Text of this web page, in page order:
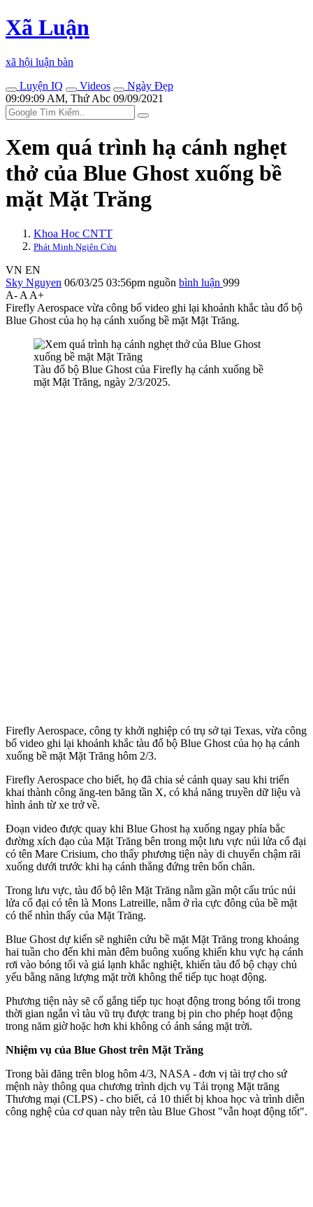
Xã Luận
xã hội luận bàn
Luyện IQ
Videos
Ngày Đẹp
09:09:09 AM, Thứ Abc 09/09/2021
Xem quá trình hạ cánh nghẹt
thở của Blue Ghost xuống bề
mặt Mặt Trăng
Khoa Học CNTT
Phát Minh Ngiên Cứu
VN EN
Sky Nguyen 06/03/25 03:56pm nguồn bình luận 999
A- A A+
Firefly Aerospace vừa công bố video ghi lại khoảnh khắc tàu đổ bộ
Blue Ghost của họ hạ cánh xuống bề mặt Mặt Trăng.
Tàu đổ bộ Blue Ghost của Firefly hạ cánh xuống bề
mặt Mặt Trăng, ngày 2/3/2025.
Firefly Aerospace, công ty khởi nghiệp có trụ sở tại Texas, vừa công
bố video ghi lại khoảnh khắc tàu đổ bộ Blue Ghost của họ hạ cánh
xuống bề mặt Mặt Trăng hôm 2/3.
Firefly Aerospace cho biết, họ đã chia sẻ cảnh quay sau khi triển
khai thành công ăng-ten băng tần X, có khả năng truyền dữ liệu và
hình ảnh từ xe trở về.
Đoạn video được quay khi Blue Ghost hạ xuống ngay phía bắc
đường xích đạo của Mặt Trăng bên trong một lưu vực núi lửa cổ đại
có tên Mare Crisium, cho thấy phương tiện này di chuyển chậm rãi
xuống dưới trước khi hạ cánh thẳng đứng trên bốn chân.
Trong lưu vực, tàu đổ bộ lên Mặt Trăng nằm gần một cấu trúc núi
lửa cổ đại có tên là Mons Latreille, nằm ở rìa cực đông của bề mặt
có thể nhìn thấy của Mặt Trăng.
Blue Ghost dự kiến sẽ nghiên cứu bề mặt Mặt Trăng trong khoảng
hai tuần cho đến khi màn đêm buông xuống khiến khu vực hạ cánh
rơi vào bóng tối và giá lạnh khắc nghiệt, khiến tàu đổ bộ chạy chủ
yếu bằng năng lượng mặt trời không thể tiếp tục hoạt động.
Phương tiện này sẽ cố gắng tiếp tục hoạt động trong bóng tối trong
thời gian ngắn vì tàu vũ trụ được trang bị pin cho phép hoạt động
trong năm giờ hoặc hơn khi không có ánh sáng mặt trời.
Nhiệm vụ của Blue Ghost trên Mặt Trăng
Trong bài đăng trên blog hôm 4/3, NASA - đơn vị tài trợ cho sứ
mệnh này thông qua chương trình dịch vụ Tải trọng Mặt trăng
Thương mại (CLPS) - cho biết, cả 10 thiết bị khoa học và trình diễn
công nghệ của cơ quan này trên tàu Blue Ghost "vẫn hoạt động tốt".